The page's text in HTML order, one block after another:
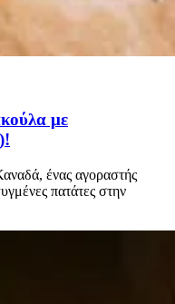
με
ένας αγοραστής
πατάτες στην